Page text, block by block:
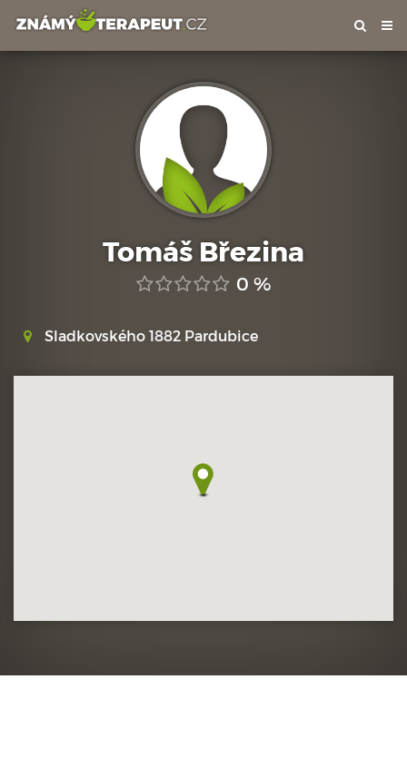
Tomáš Březina
0 %
Sladkovského 1882 Pardubice